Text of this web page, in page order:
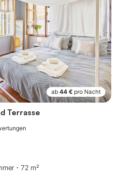
ab 44 € pro Nacht
Terrasse
72 m²